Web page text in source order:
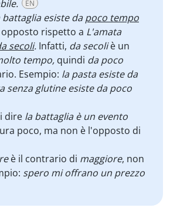
EN
esiste dapoco tempo
rispetto a L'amata
secoli. Infatti, da secoliè un
tempo, quindi da poco
Esempio: la pasta esiste da
senza glutine esiste da poco
dire la battaglia è un evento
poco, ma non è l'opposto di
è il contrario di maggiore, non
spero mi offrano un prezzo